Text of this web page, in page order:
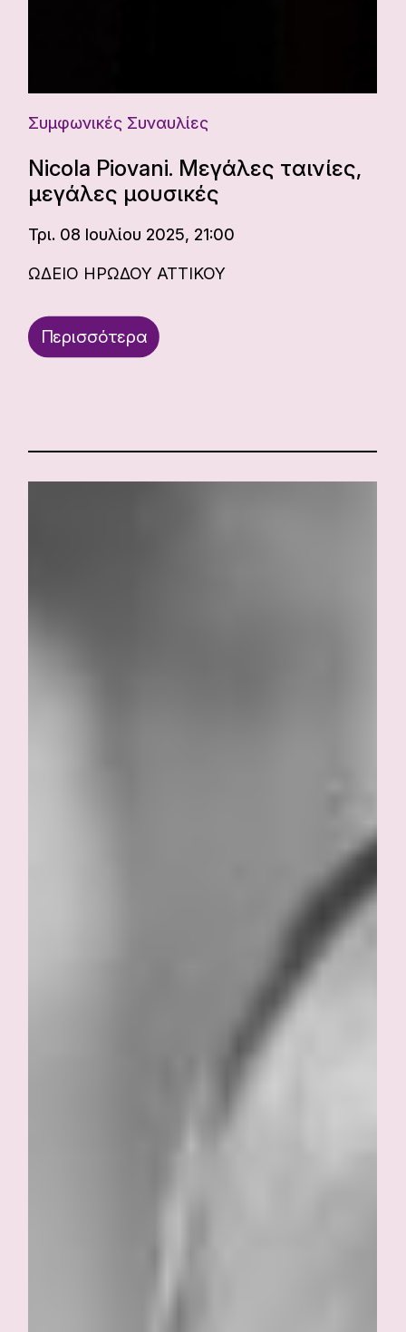
Συμφωνικές Συναυλίες
Nicola Piovani. Μεγάλες ταινίες,
μεγάλες μουσικές
Τρι. 08 Ιουλίου 2025, 21:00
ΩΔΕΙΟ ΗΡΩΔΟΥ ΑΤΤΙΚΟΥ
Περισσότερα